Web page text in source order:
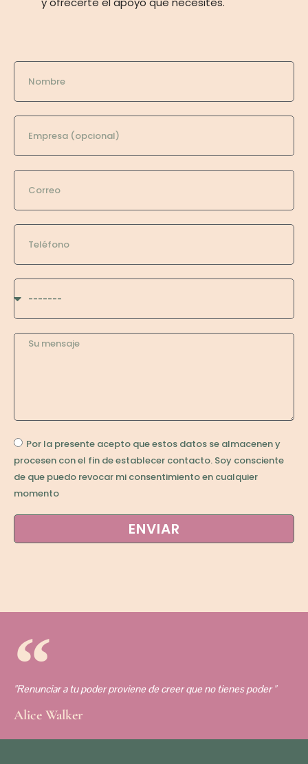
Por la presente acepto que estos datos se almacenen y
procesen con el fin de establecer contacto. Soy consciente
de que puedo revocar mi consentimiento en cualquier
momento
ENVIAR
"Renunciar a tu poder proviene de creer que no tienes poder "
Alice Walker